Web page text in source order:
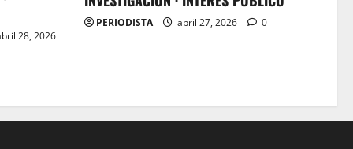
28, 2026
PERIODISTA abril 27, 2026 0